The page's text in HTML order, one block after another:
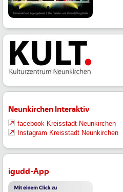
Neunkirchen Interaktiv
facebook Kreisstadt Neunkirchen
Instagram Kreisstadt Neunkirchen
igudd-App